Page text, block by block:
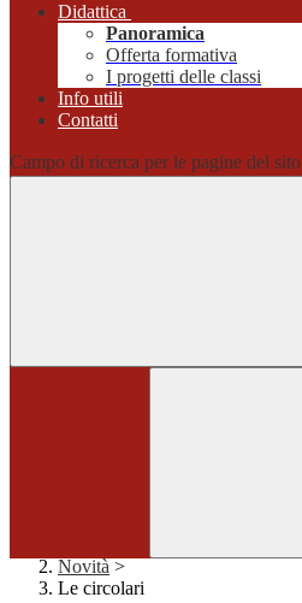
Didattica
Panoramica
Offerta formativa
I progetti delle classi
Info utili
Contatti
Campo di ricerca per le pagine del sito
Novità >
Le circolari